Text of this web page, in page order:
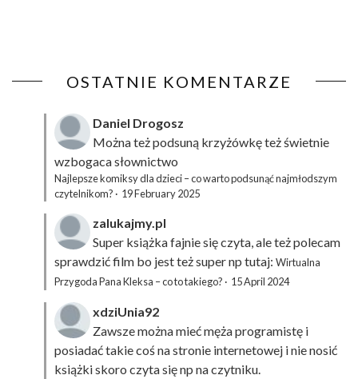
OSTATNIE KOMENTARZE
Daniel Drogosz
Można też podsuną krzyżówkęteż świetnie
wzbogaca słownictwo
Najlepsze komiksy dla dzieci – co warto podsunąć najmłodszym
czytelnikom? · 19 February 2025
zalukajmy.pl
Super książka fajnie się czyta, ale też polecam
sprawdzić film bo jest też super np tutaj: Wirtualna
Przygoda Pana Kleksa – co to takiego? · 15 April 2024
xdziUnia92
Zawsze można mieć męża programistę i
posiadać takie coś na stronie internetowej i nie nosić
książki skoro czyta się np na czytniku.